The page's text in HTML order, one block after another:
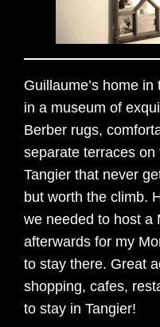
Guillaume’s home
in a museum of
Berber rugs,
separate terraces
Tangier that never
but worth the climb.
we needed to host a
afterwards for my
to stay there. Great
shopping, cafes,
to stay in Tangier!